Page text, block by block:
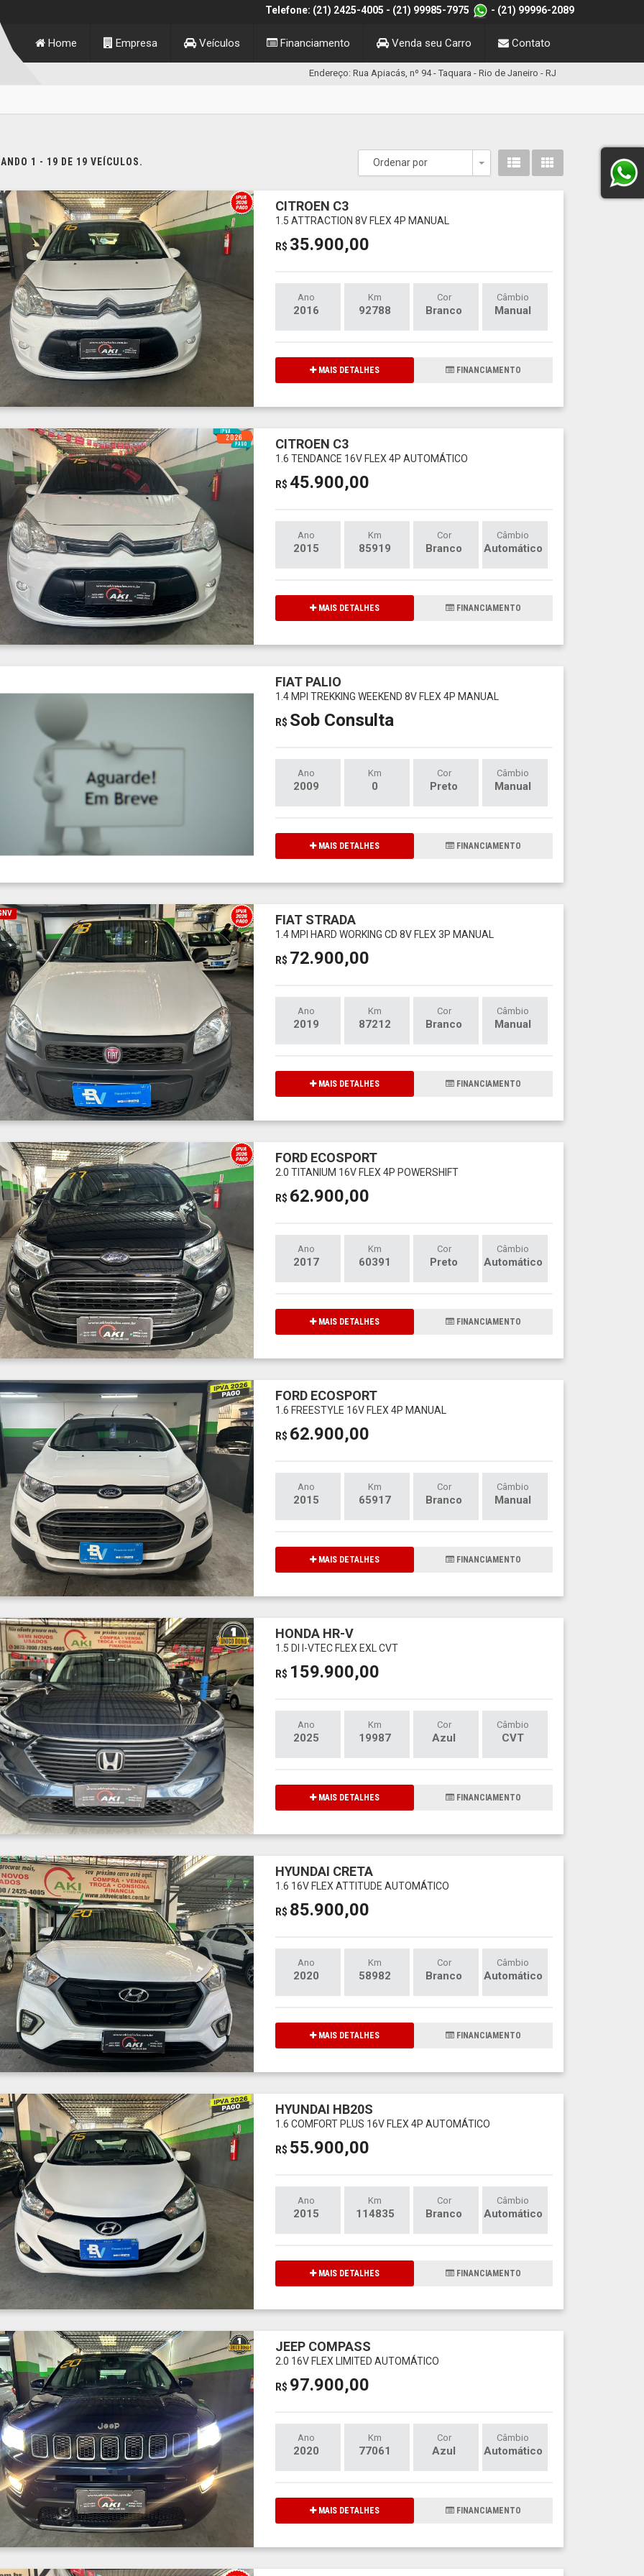
Telefone: (21) 2425-4005 - (21) 99985-7975 - (21) 99996-2089
Home Empresa Veículos Financiamento Venda seu Carro Contato
Endereço: Rua Apiacás, nº 94 - Taquara - Rio de Janeiro - RJ
1 - 19 DE 19 VEÍCULOS. Ordenar por
Toggle Dropdown
CITROEN C3
1.5 ATTRACTION 8V FLEX 4P MANUAL
R$ 35.900,00
Ano
2016
Km
92788
Cor
Branco
Câmbio
Manual
MAIS DETALHES FINANCIAMENTO
CITROEN C3
1.6 TENDANCE 16V FLEX 4P AUTOMÁTICO
R$ 45.900,00
Ano
2015
Km
85919
Cor
Branco
Câmbio
Automático
MAIS DETALHES FINANCIAMENTO
FIAT PALIO
1.4 MPI TREKKING WEEKEND 8V FLEX 4P MANUAL
R$ Sob Consulta
Ano
2009
Km
0
Cor
Preto
Câmbio
Manual
MAIS DETALHES FINANCIAMENTO
FIAT STRADA
1.4 MPI HARD WORKING CD 8V FLEX 3P MANUAL
R$ 72.900,00
Ano
2019
Km
87212
Cor
Branco
Câmbio
Manual
MAIS DETALHES FINANCIAMENTO
FORD ECOSPORT
2.0 TITANIUM 16V FLEX 4P POWERSHIFT
R$ 62.900,00
Ano
2017
Km
60391
Cor
Preto
Câmbio
Automático
MAIS DETALHES FINANCIAMENTO
FORD ECOSPORT
1.6 FREESTYLE 16V FLEX 4P MANUAL
R$ 62.900,00
Ano
2015
Km
65917
Cor
Branco
Câmbio
Manual
MAIS DETALHES FINANCIAMENTO
HONDA HR-V
1.5 DI I-VTEC FLEX EXL CVT
R$ 159.900,00
Ano
2025
Km
19987
Cor
Azul
Câmbio
CVT
MAIS DETALHES FINANCIAMENTO
HYUNDAI CRETA
1.6 16V FLEX ATTITUDE AUTOMÁTICO
R$ 85.900,00
Ano
2020
Km
58982
Cor
Branco
Câmbio
Automático
MAIS DETALHES FINANCIAMENTO
HYUNDAI HB20S
1.6 COMFORT PLUS 16V FLEX 4P AUTOMÁTICO
R$ 55.900,00
Ano
2015
Km
114835
Cor
Branco
Câmbio
Automático
MAIS DETALHES FINANCIAMENTO
JEEP COMPASS
2.0 16V FLEX LIMITED AUTOMÁTICO
R$ 97.900,00
Ano
2020
Km
77061
Cor
Azul
Câmbio
Automático
MAIS DETALHES FINANCIAMENTO